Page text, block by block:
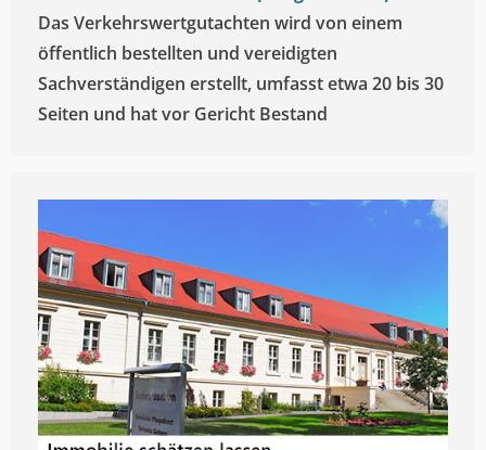
Das Verkehrswertgutachten wird von einem
öffentlich bestellten und vereidigten
Sachverständigen erstellt, umfasst etwa 20 bis 30
Seiten und hat vor Gericht Bestand